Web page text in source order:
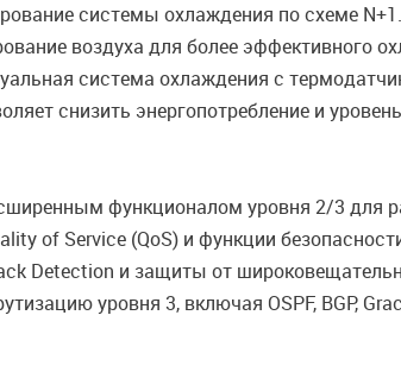
системы охлаждения по схеме
воздуха для более эффективного
система охлаждения с
снизить энергопотребление и
функционалом уровня 2/3
of Service (QoS) и функции
Detection и защиты от
уровня 3, включая OSPF, BGP,